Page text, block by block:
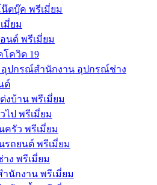
น๊ตบุ๊ค พรีเมี่ยม
มี่ยม
นด์ พรีเมี่ยม
โควิด 19
อุปกรณ์สำนักงาน อุปกรณ์ช่าง
ต์
งบ้าน พรีเมี่ยม
ไป พรีเมี่ยม
ครัว พรีเมี่ยม
รถยนต์ พรีเมี่ยม
ง พรีเมี่ยม
นักงาน พรีเมี่ยม